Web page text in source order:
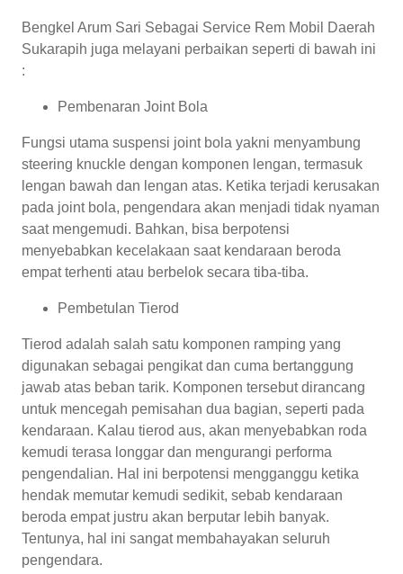
Bengkel Arum Sari Sebagai Service Rem Mobil Daerah
Sukarapih juga melayani perbaikan seperti di bawah ini
:
Pembenaran Joint Bola
Fungsi utama suspensi joint bola yakni menyambung
steering knuckle dengan komponen lengan, termasuk
lengan bawah dan lengan atas. Ketika terjadi kerusakan
pada joint bola, pengendara akan menjadi tidak nyaman
saat mengemudi. Bahkan, bisa berpotensi
menyebabkan kecelakaan saat kendaraan beroda
empat terhenti atau berbelok secara tiba-tiba.
Pembetulan Tierod
Tierod adalah salah satu komponen ramping yang
digunakan sebagai pengikat dan cuma bertanggung
jawab atas beban tarik. Komponen tersebut dirancang
untuk mencegah pemisahan dua bagian, seperti pada
kendaraan. Kalau tierod aus, akan menyebabkan roda
kemudi terasa longgar dan mengurangi performa
pengendalian. Hal ini berpotensi mengganggu ketika
hendak memutar kemudi sedikit, sebab kendaraan
beroda empat justru akan berputar lebih banyak.
Tentunya, hal ini sangat membahayakan seluruh
pengendara.